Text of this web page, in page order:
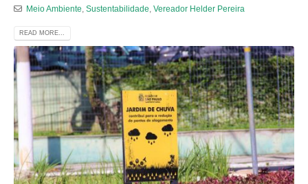
Meio Ambiente Sustentabilidade Vereador Helder Pereira
READ MORE...